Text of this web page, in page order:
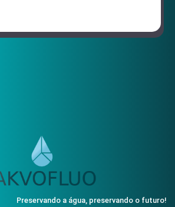
Preservando a água, preservando o futuro!